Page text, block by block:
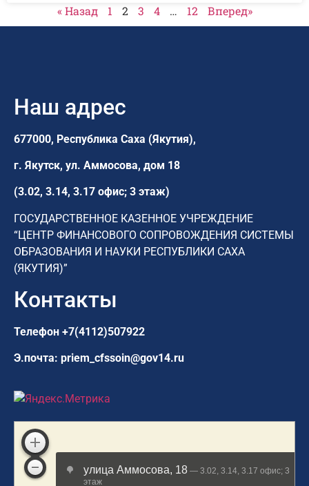
« Назад 1 2 3 4 … 12 Вперед»
Наш адрес
677000, Республика Саха (Якутия),
г. Якутск, ул. Аммосова, дом 18
(3.02, 3.14, 3.17 офис; 3 этаж)
ГОСУДАРСТВЕННОЕ КАЗЕННОЕ УЧРЕЖДЕНИЕ
“ЦЕНТР ФИНАНСОВОГО СОПРОВОЖДЕНИЯ СИСТЕМЫ
ОБРАЗОВАНИЯ И НАУКИ РЕСПУБЛИКИ САХА
(ЯКУТИЯ)”
Контакты
Телефон +7(4112)507922
Э.почта: priem_cfssoin@gov14.ru